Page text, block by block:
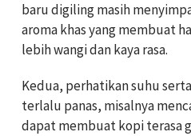
baru digiling masih
aroma khas yang membuat
lebih wangi dan kaya rasa.
Kedua, perhatikan suhu
terlalu panas, misalnya
dapat membuat kopi terasa